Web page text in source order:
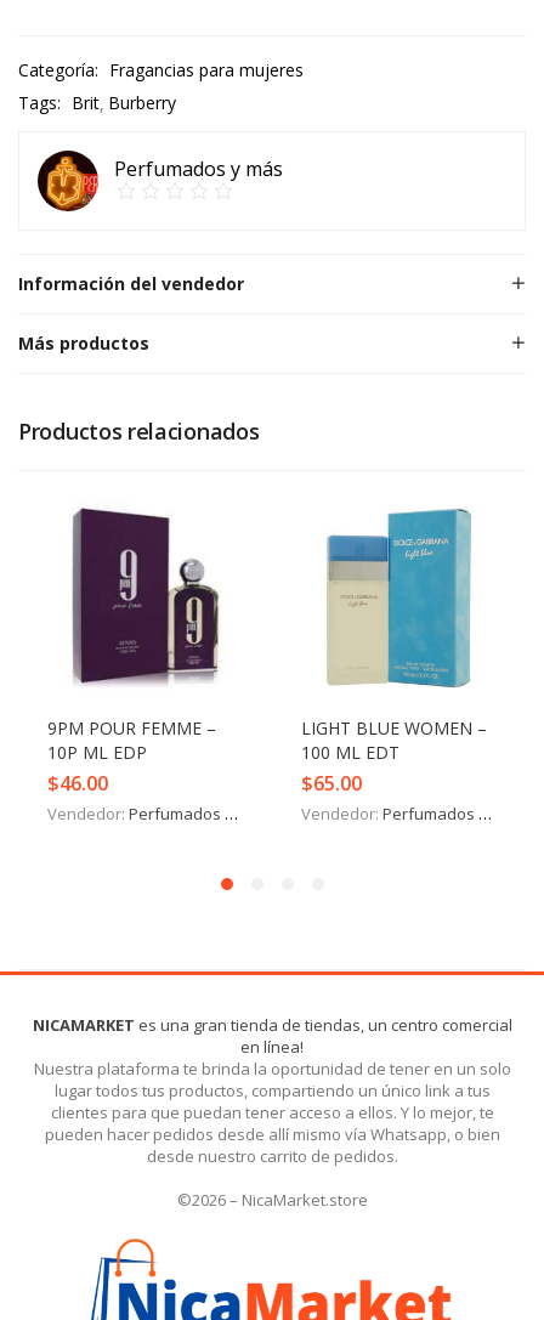
Categoría: Fragancias para mujeres
Tags: Brit Burberry
Perfumados y más
Información del vendedor
Más productos
Productos relacionados
9PM POUR FEMME –
10P ML EDP
$46.00
Vendedor: Perfumados y más
LIGHT BLUE WOMEN –
100 ML EDT
$65.00
Vendedor: Perfumados y más
NICAMARKET es una gran tienda de tiendas, un centro comercial
en línea!
Nuestra plataforma te brinda la oportunidad de tener en un solo
lugar todos tus productos, compartiendo un único link a tus
clientes para que puedan tener acceso a ellos. Y lo mejor, te
pueden hacer pedidos desde allí mismo vía Whatsapp, o bien
desde nuestro carrito de pedidos.
©2026 – NicaMarket.store